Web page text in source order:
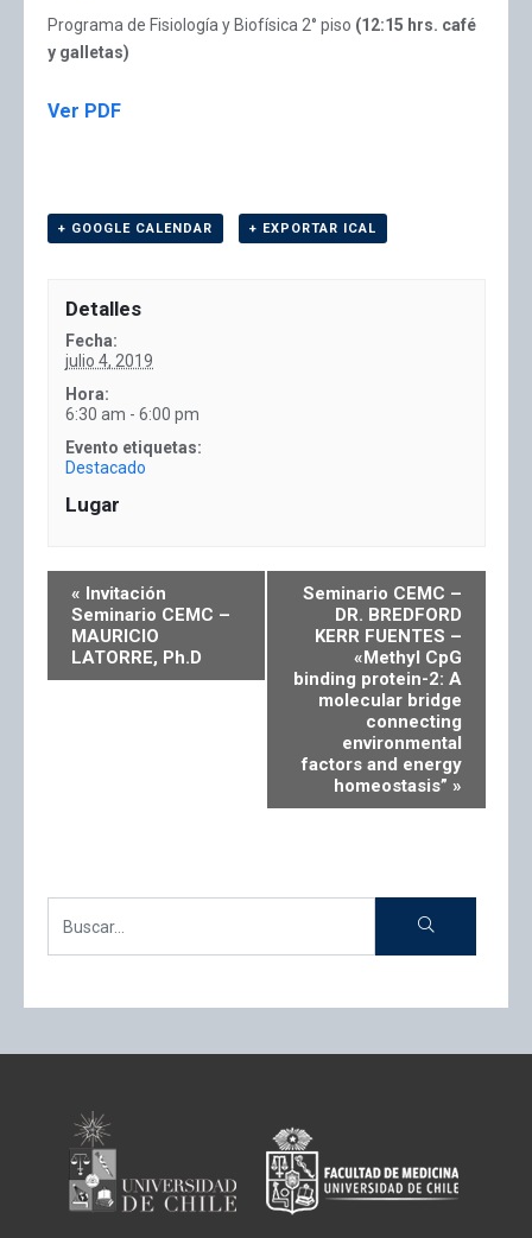
Programa de Fisiología y Biofísica 2° piso (12:15 hrs. café
y galletas)
Ver PDF
+ GOOGLE CALENDAR + EXPORTAR ICAL
Detalles
Fecha:
julio 4, 2019
Hora:
6:30 am - 6:00 pm
Evento etiquetas:
Destacado
Lugar
« Invitación
Seminario CEMC –
MAURICIO
LATORRE, Ph.D
Seminario CEMC –
DR. BREDFORD
KERR FUENTES –
«Methyl CpG
binding protein-2: A
molecular bridge
connecting
environmental
factors and energy
homeostasis” »